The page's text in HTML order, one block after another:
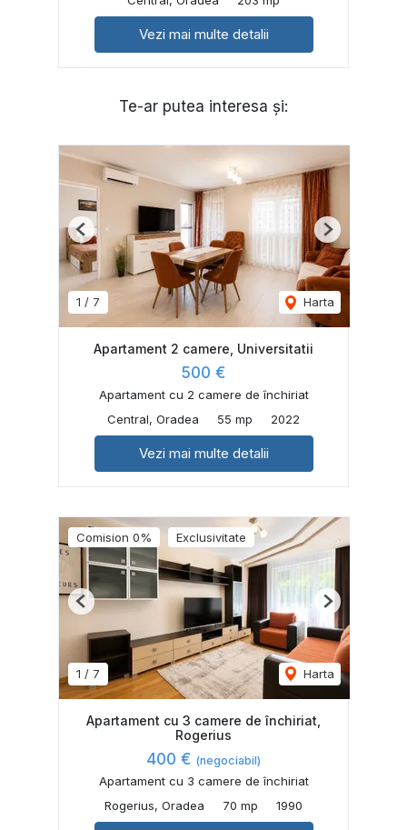
Vezi mai multe detalii
Te-ar putea interesa și:
1 / 7 Harta
Previous Next
Apartament 2 camere, Universitatii
500 €
Apartament cu 2 camere de închiriat
Central, Oradea
55 mp 2022
Vezi mai multe detalii
Comision 0% Exclusivitate
1 / 7 Harta
Previous Next
Apartament cu 3 camere de închiriat,
Rogerius
400 € (negociabil)
Apartament cu 3 camere de închiriat
Rogerius, Oradea
70 mp 1990